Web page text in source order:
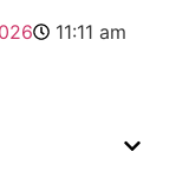
11:11 am